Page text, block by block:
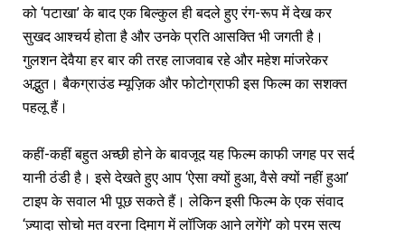
को ‘पटाखा’ के बाद एक बिल्कुल ही बदले हुए रंग-रूप में देख कर
सुखद आश्चर्य होता है और उनके प्रति आसक्ति भी जगती है।
गुलशन देवैया हर बार की तरह लाजवाब रहे और महेश मांजरेकर
अद्भुत। बैकग्राउंड म्यूज़िक और फोटोग्राफी इस फिल्म का सशक्त
पहलू हैं।
कहीं-कहीं बहुत अच्छी होने के बावजूद यह फिल्म काफी जगह पर सर्द
यानी ठंडी है। इसे देखते हुए आप ‘ऐसा क्यों हुआ, वैसे क्यों नहीं हुआ’
टाइप के सवाल भी पूछ सकते हैं। लेकिन इसी फिल्म के एक संवाद
‘ज़्यादा सोचो मत वरना दिमाग में लॉजिक आने लगेंगे’ को परम सत्य